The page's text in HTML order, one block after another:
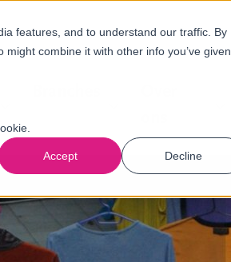
features, and to understand our traffic. By
combine it with other info you’ve given
Accept Decline